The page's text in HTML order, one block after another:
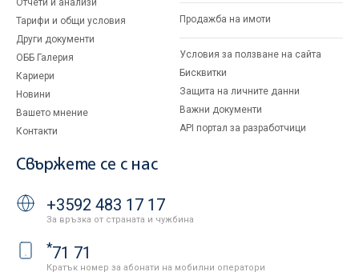
Отчети и анализи
Тарифи и общи условия
Други документи
ОББ Галерия
Кариери
Новини
Вашето мнение
Контакти
Продажба на имоти
Условия за ползване на сайта
Бисквитки
Защита на личните данни
Важни документи
API портал за разработчици
Свържете се с нас
+3592 483 17 17
За връзка от страната и чужбина
*71 71
Кратък номер за абонати на мобилни оператори